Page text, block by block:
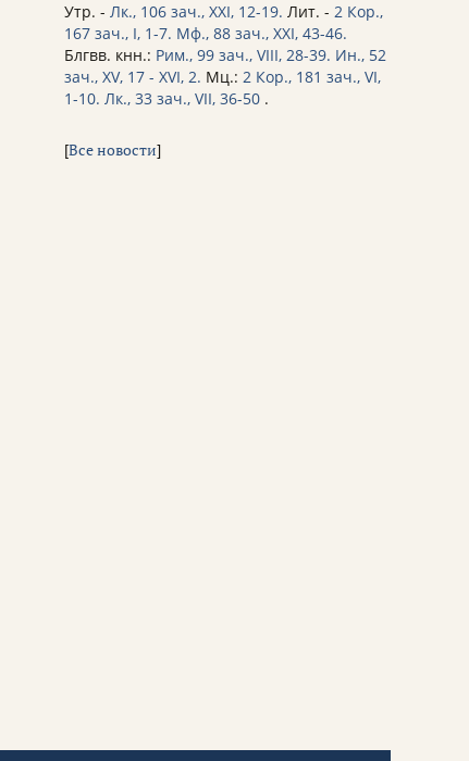
Утр. - Лк., 106 зач., XXI, 12-19. Лит. - 2 Кор.,
167 зач., I, 1-7. Мф., 88 зач., XXI, 43-46.
Блгвв. кнн.: Рим., 99 зач., VIII, 28-39. Ин., 52
зач., XV, 17 - XVI, 2. Мц.: 2 Кор., 181 зач., VI,
1-10. Лк., 33 зач., VII, 36-50 .
[Все новости]